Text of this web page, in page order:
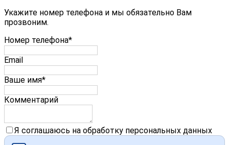
Укажите номер телефона и мы обязательно Вам
прозвоним.
Номер телефона*
Email
Ваше имя*
Комментарий
Я соглашаюсь на обработку персональных данных